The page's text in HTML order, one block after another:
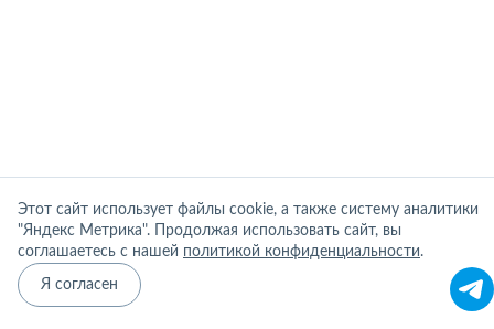
Этот сайт использует файлы cookie, а также систему аналитики
"Яндекс Метрика". Продолжая использовать сайт, вы
соглашаетесь с нашей политикой конфиденциальности.
Я согласен